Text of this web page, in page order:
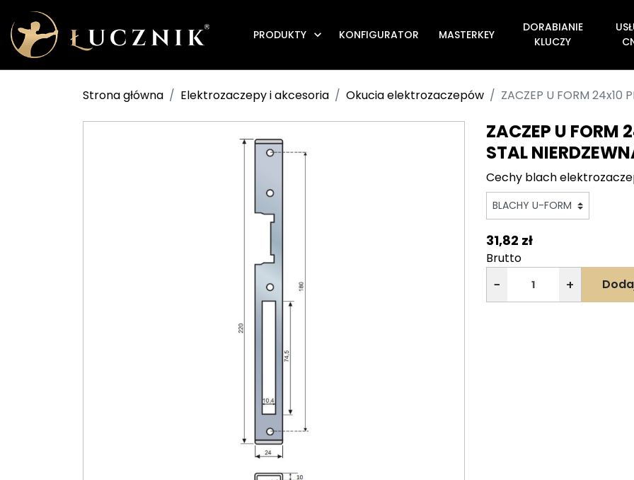
PRODUKTY  KONFIGURATOR MASTERKEY
DORABIANIE
KLUCZY
Strona główna Elektrozaczepy i akcesoria Okucia elektrozaczepów ZACZEP U FORM 24x10
ZACZEP U FORM
STAL
Cechy blach
31,82 zł
Brutto
− +